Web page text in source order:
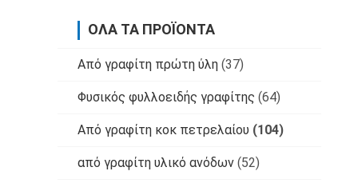
ΌΛΑ ΤΑ ΠΡΟΪΌΝΤΑ
Από γραφίτη πρώτη ύλη (37)
Φυσικός φυλλοειδής γραφίτης (64)
Από γραφίτη κοκ πετρελαίου (104)
από γραφίτη υλικό ανόδων (52)